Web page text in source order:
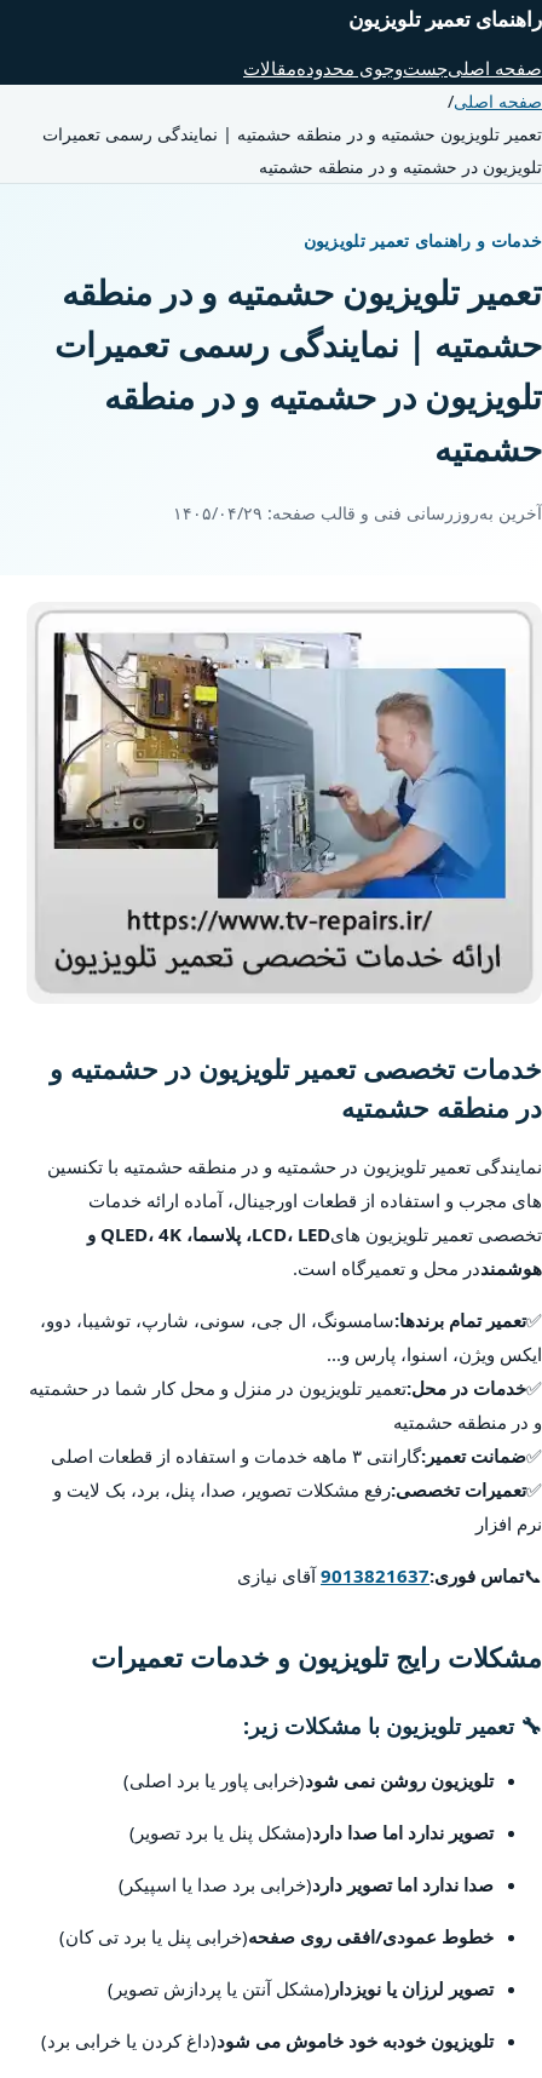
راهنمای تعمیر تلویزیون
صفحه اصلیجست‌وجوی محدودهمقالات
صفحه اصلی/
تعمیر تلویزیون حشمتیه و در منطقه حشمتیه | نمایندگی رسمی تعمیرات
تلویزیون در حشمتیه و در منطقه حشمتیه
خدمات و راهنمای تعمیر تلویزیون
تعمیر تلویزیون حشمتیه و در منطقه
حشمتیه | نمایندگی رسمی تعمیرات
تلویزیون در حشمتیه و در منطقه
حشمتیه
آخرین به‌روزرسانی فنی و قالب صفحه: ۱۴۰۵/۰۴/۲۹
خدمات تخصصی تعمیر تلویزیون در حشمتیه و
در منطقه حشمتیه
نمایندگی تعمیر تلویزیون در حشمتیه و در منطقه حشمتیه با تکنسین
های مجرب و استفاده از قطعات اورجینال، آماده ارائه خدمات
تخصصی تعمیر تلویزیون های
LCD، LED، پلاسما، QLED، 4K و
هوشمنددر محل و تعمیرگاه است.
✅تعمیر تمام برندها:سامسونگ، ال جی، سونی، شارپ، توشیبا، دوو،
ایکس ویژن، اسنوا، پارس و...
✅خدمات در محل:تعمیر تلویزیون در منزل و محل کار شما در حشمتیه
و در منطقه حشمتیه
✅ضمانت تعمیر:گارانتی ۳ ماهه خدمات و استفاده از قطعات اصلی
✅تعمیرات تخصصی:رفع مشکلات تصویر، صدا، پنل، برد، بک لایت و
نرم افزار
📞تماس فوری:9013821637آقای نیازی
مشکلات رایج تلویزیون و خدمات تعمیرات
🔧 تعمیر تلویزیون با مشکلات زیر:
تلویزیون روشن نمی شود(خرابی پاور یا برد اصلی)
تصویر ندارد اما صدا دارد(مشکل پنل یا برد تصویر)
صدا ندارد اما تصویر دارد(خرابی برد صدا یا اسپیکر)
خطوط عمودی/افقی روی صفحه(خرابی پنل یا برد تی کان)
تصویر لرزان یا نویزدار (مشکل آنتن یا پردازش تصویر)
تلویزیون خودبه خود خاموش می شود(داغ کردن یا خرابی برد)